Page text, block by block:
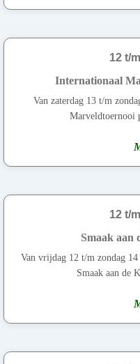
12 t/
Internationaal
Van zaterdag 13 t/m
Marveldtoernooi
12 t/
Smaak aan
Van vrijdag 12 t/m zondag
Smaak aan de